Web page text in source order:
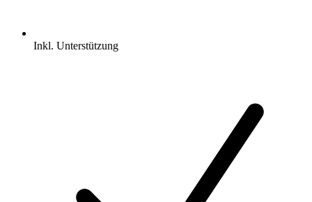
Inkl. Unterstützung